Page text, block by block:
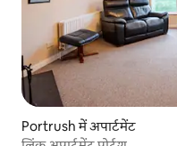
Portrush में अपार्टमेंट